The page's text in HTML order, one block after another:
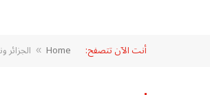
أنت الآن تتصفح: Home
» الجزائر